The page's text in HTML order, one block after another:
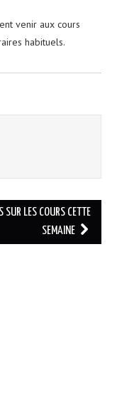
venir aux cours
habituels.
SUR LES COURS CETTE
SEMAINE